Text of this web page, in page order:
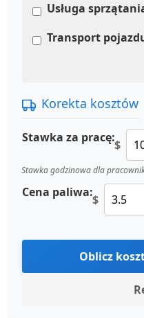
Usługa
Transport
Korekta kosztów
Stawka za pracę:$
Stawka godzinowa dla
Cena paliwa:$
Oblicz